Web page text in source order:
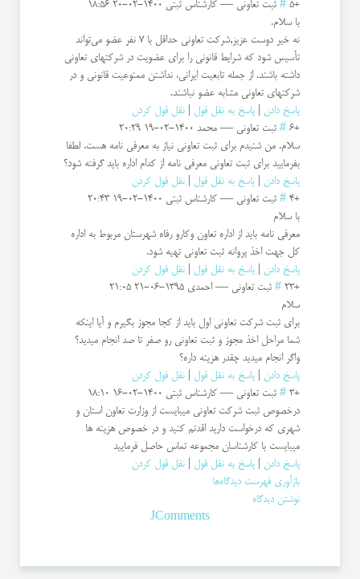
+5
# ثبت تعاونی — کارشناس ثبتی 1400-02-20 18:56
با سلام.
نه خیر دوست عزیز,شرکت تعاونی حداقل با ۷ نفر عضو می‌تواند
تأسیس شود که شرایط قانونی را برای عضویت در شرکتهای تعاونی
داشته باشند. از جمله تابعیت ایرانی، نداشتن ممنوعیت قانونی و در
شرکتهای تعاونی مشابه عضو نباشند.
پاسخ دادن
پاسخ به نقل قول
نقل قول کردن
+6
# ثبت تعاونی — محمد 1400-02-19 20:29
سلام. من شنیدم برای ثبت تعاونی نیاز به معرفی نامه هست. لطفا
بفرمایید برای ثبت تعاونی معرفی نامه از کدام اداره باید گرفته شود؟
پاسخ دادن
پاسخ به نقل قول
نقل قول کردن
+4
# ثبت تعاونی — کارشناس ثبتی 1400-02-19 20:43
با سلام
معرفی نامه باید از اداره تعاون وکارو رفاه شهرستان مربوط به اداره
کل جهت اخذ پروانه ثبت تعاونی تهیه شود.
پاسخ دادن
پاسخ به نقل قول
نقل قول کردن
+23
# ثبت تعاوني —احمدي 1395-06-21 21:05
سلام
براي ثبت شركت تعاوني اول بايد از كجا مجوز بگيرم و آيا اينكه
شما مراحل اخذ مجوز و ثبت تعاوني رو صفر تا صد انجام ميديد؟
واگر انجام ميديد چقدر هزينه داره؟
پاسخ دادن
پاسخ به نقل قول
نقل قول کردن
+3
# ثبت تعاونی — کارشناس ثبتی 1400-02-16 18:10
درخصوص ثبت شرکت تعاونی میبایست از وزارت تعاون استان و
شهری که درخواست دارید اقدتم کنید و در خصوص هزینه ها
میبایست با کارشناسان مجموعه تماس حاصل فرمایید
پاسخ دادن
پاسخ به نقل قول
نقل قول کردن
بازآوری فهرست دیدگاه‌ها
نوشتن دیدگاه
JComments